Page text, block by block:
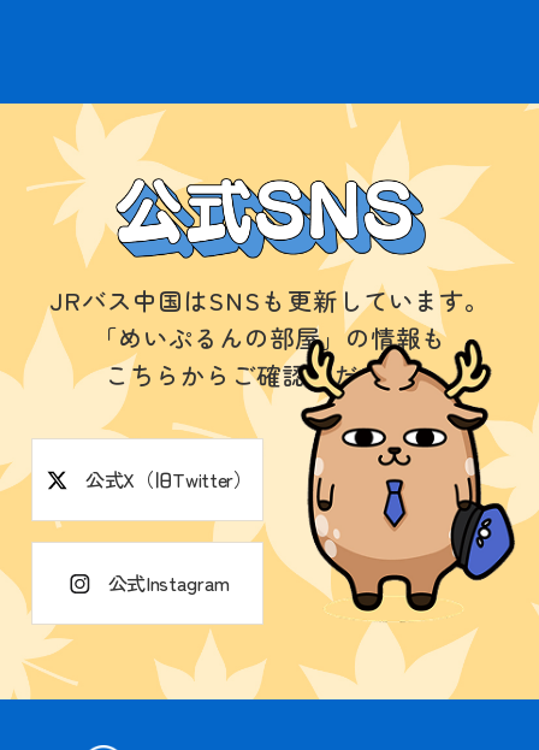
JRバス中国はSNSも更新しています。
「めいぷるんの部屋」の情報も
こちらからご確認ください。
公式X（旧Twitter）
公式Instagram